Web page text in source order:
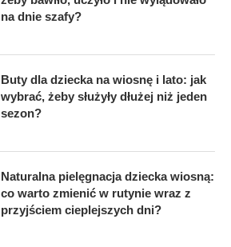
na dnie szafy?
Buty dla dziecka na wiosnę i lato: jak
wybrać, żeby służyły dłużej niż jeden
sezon?
Naturalna pielęgnacja dziecka wiosną:
co warto zmienić w rutynie wraz z
przyjściem cieplejszych dni?